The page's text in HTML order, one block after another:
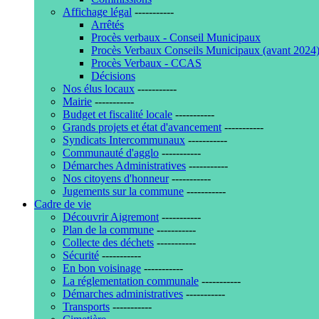
Affichage légal -----------
Arrêtés
Procès verbaux - Conseil Municipaux
Procès Verbaux Conseils Municipaux (avant 2024)
Procès Verbaux - CCAS
Décisions
Nos élus locaux -----------
Mairie -----------
Budget et fiscalité locale -----------
Grands projets et état d'avancement -----------
Syndicats Intercommunaux -----------
Communauté d'agglo -----------
Démarches Administratives -----------
Nos citoyens d'honneur -----------
Jugements sur la commune -----------
Cadre de vie
Découvrir Aigremont -----------
Plan de la commune -----------
Collecte des déchets -----------
Sécurité -----------
En bon voisinage -----------
La réglementation communale -----------
Démarches administratives -----------
Transports -----------